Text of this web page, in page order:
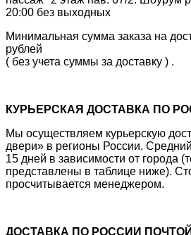
20:00 без выходных
Минимальная сумма заказа на
рублей
( без учета суммы за доставку ) .
КУРЬЕРСКАЯ ДОСТАВКА ПО
Мы осуществляем курьерскую
двери» в регионы России.
15 дней в зависимости от города
представлены в таблице ниже).
просчитывается менеджером.
ДОСТАВКА ПО РОССИИ